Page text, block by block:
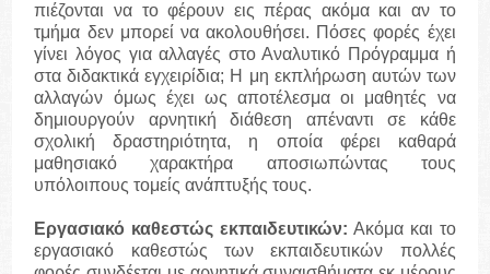
πιέζονται να το φέρουν εις πέρας ακόμα και αν το
τμήμα δεν μπορεί να ακολουθήσει. Πόσες φορές έχει
γίνει λόγος για αλλαγές στο Αναλυτικό Πρόγραμμα ή
στα διδακτικά εγχειρίδια; Η μη εκπλήρωση αυτών των
αλλαγών όμως έχει ως αποτέλεσμα οι μαθητές να
δημιουργούν αρνητική διάθεση απέναντι σε κάθε
σχολική δραστηριότητα, η οποία φέρει καθαρά
μαθησιακό χαρακτήρα αποσιωπώντας τους
υπόλοιπους τομείς ανάπτυξής τους.
Εργασιακό καθεστώς εκπαιδευτικών: Ακόμα και το
εργασιακό καθεστώς των εκπαιδευτικών πολλές